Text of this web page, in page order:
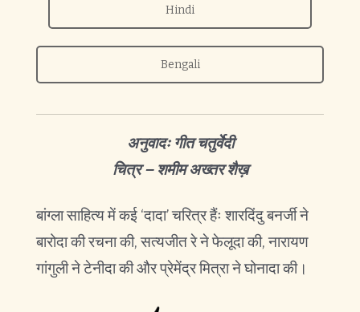
Hindi
Bengali
अनुवादः गीत चतुर्वेदी
चित्र – शमीम अख्तर शैख़
बांग्ला साहित्य में कई ‘दादा’ चरित्र हैंः शारदिंदु बनर्जी ने
बारोदा की रचना की, सत्यजीत रे ने फेलूदा की, नारायण
गांगुली ने टेनीदा की और प्रेमेंद्र मित्रा ने घोनादा की।